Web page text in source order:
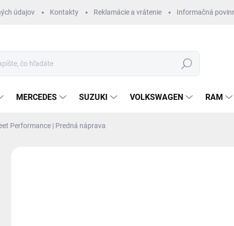
údajov Kontakty Reklamácie a vrátenie Informačná
Hľadať
MERCEDES SUZUKI VOLKSWAGEN RAM
Performance | Predná náprava